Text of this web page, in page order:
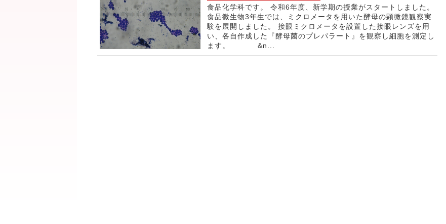
食品化学科です。 令和6年度、新学期の授業がスタートしました。
食品微生物3年生では、ミクロメータを用いた酵母の顕微鏡観察実
験を展開しました。 接眼ミクロメータを設置した接眼レンズを用
い、各自作成した『酵母菌のプレパラート』を観察し細胞を測定し
ます。 &n...